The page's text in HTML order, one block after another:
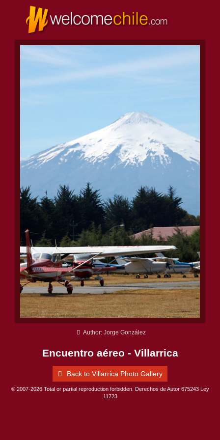
Author: Jorge González
Encuentro aéreo - Villarrica
Back to Villarrica Photo Gallery
© 2007-2026 Total or partial reproduction forbidden. Derechos de Autor 675243 Ley
11723